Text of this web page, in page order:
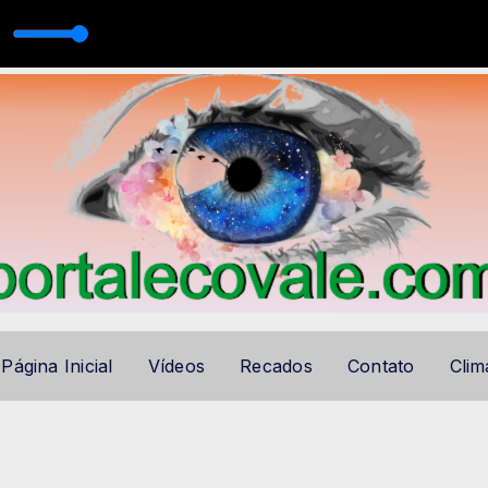
GOURMET com ECOVALE AUTO DJ
Pipe - The Freshmen
Página Inicial Vídeos Recados Contato